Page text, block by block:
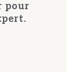
pour